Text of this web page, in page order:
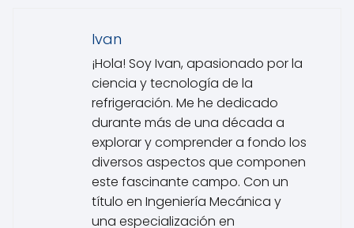
Ivan
¡Hola! Soy Ivan, apasionado por la
ciencia y tecnología de la
refrigeración. Me he dedicado
durante más de una década a
explorar y comprender a fondo los
diversos aspectos que componen
este fascinante campo. Con un
título en Ingeniería Mecánica y
una especialización en